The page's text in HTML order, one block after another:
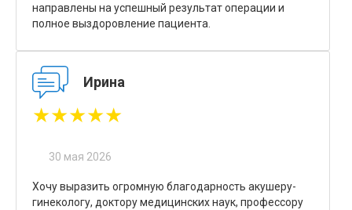
направлены на успешный результат операции и
полное выздоровление пациента.
Ирина
★★★★★
30 мая 2026
Хочу выразить огромную благодарность акушеру-
гинекологу, доктору медицинских наук, профессору